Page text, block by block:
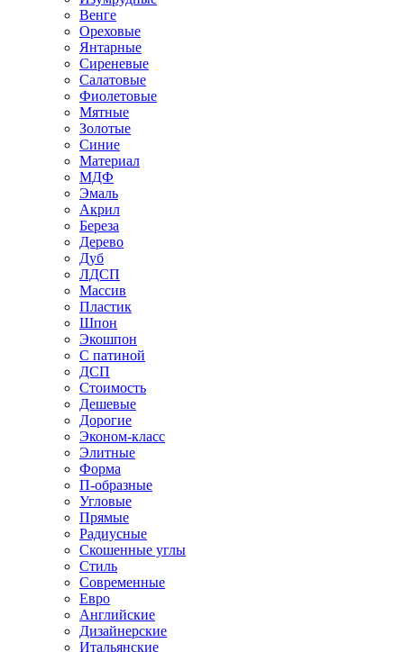
Венге
Ореховые
Янтарные
Сиреневые
Салатовые
Фиолетовые
Мятные
Золотые
Синие
Материал
МДФ
Эмаль
Акрил
Береза
Дерево
Дуб
ЛДСП
Массив
Пластик
Шпон
Экошпон
С патиной
ДСП
Стоимость
Дешевые
Дорогие
Эконом-класс
Элитные
Форма
П-образные
Угловые
Прямые
Радиусные
Скошенные углы
Стиль
Современные
Евро
Английские
Дизайнерские
Итальянские